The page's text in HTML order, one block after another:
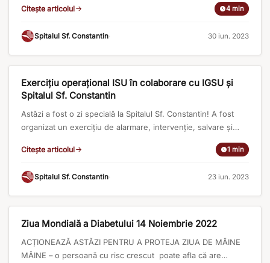
participat la primul Program de educație medicală –
SĂNĂTATE organizat de Spitalul Sf. Constantin în parteneriat
cu Asociația Medicilor de Familie Brașov. “Ne bucurăm că
prin Programul [...]
Citește articolul 4 min
Spitalul Sf. Constantin· 30 iun. 2023
Exercițiu operațional ISU în colaborare cu IGSU și
Spitalul Sf. Constantin
Astăzi a fost o zi specială la Spitalul Sf. Constantin! A fost
organizat un exercițiu de alarmare, intervenție, salvare și
Activitatea s-a desfășurat sub coordonarea ISU Brașov, ISU
antrenarea structurilor de conducere şi răspuns cu
responsabilități în managementul [...]
Citește articolul 1 min
Spitalul Sf. Constantin· 23 iun. 2023
Ziua Mondială a Diabetului 14 Noiembrie 2022
ACȚIONEAZĂ ASTĂZI PENTRU A PROTEJA ZIUA DE MÂINE
MÂINE – o persoană cu risc crescut poate afla că are